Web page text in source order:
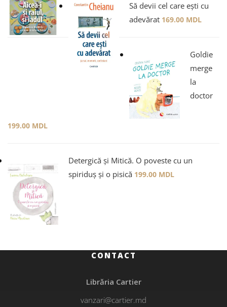
Să devii cel care ești cu
adevărat 169.00 MDL
Goldie
merge
la
doctor
199.00 MDL
Detergică și Mitică. O poveste cu un
spiriduș și o pisică 199.00 MDL
CONTACT
Librăria Cartier
vanzari@cartier.md